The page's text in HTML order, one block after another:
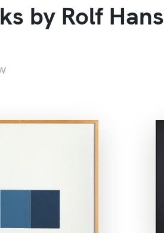
by Rolf Hans